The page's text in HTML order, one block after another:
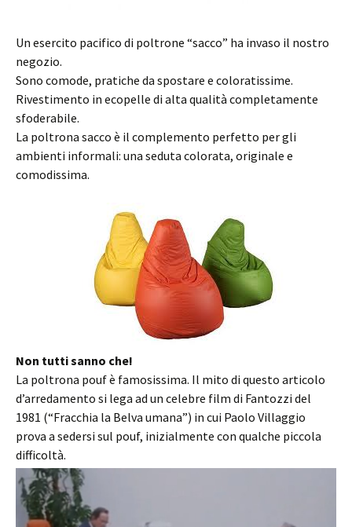
Un esercito pacifico di poltrone “sacco” ha invaso il nostro
negozio.
Sono comode, pratiche da spostare e coloratissime.
Rivestimento in ecopelle di alta qualità completamente
sfoderabile.
La poltrona sacco è il complemento perfetto per gli
ambienti informali: una seduta colorata, originale e
comodissima.
Non tutti sanno che!
La poltrona pouf è famosissima. Il mito di questo articolo
d’arredamento si lega ad un celebre film di Fantozzi del
1981 (“Fracchia la Belva umana”) in cui Paolo Villaggio
prova a sedersi sul pouf, inizialmente con qualche piccola
difficoltà.